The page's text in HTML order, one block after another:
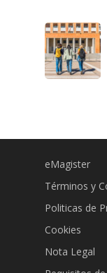
eMagister
Términos y
Politicas de
Cookies
Nota Legal